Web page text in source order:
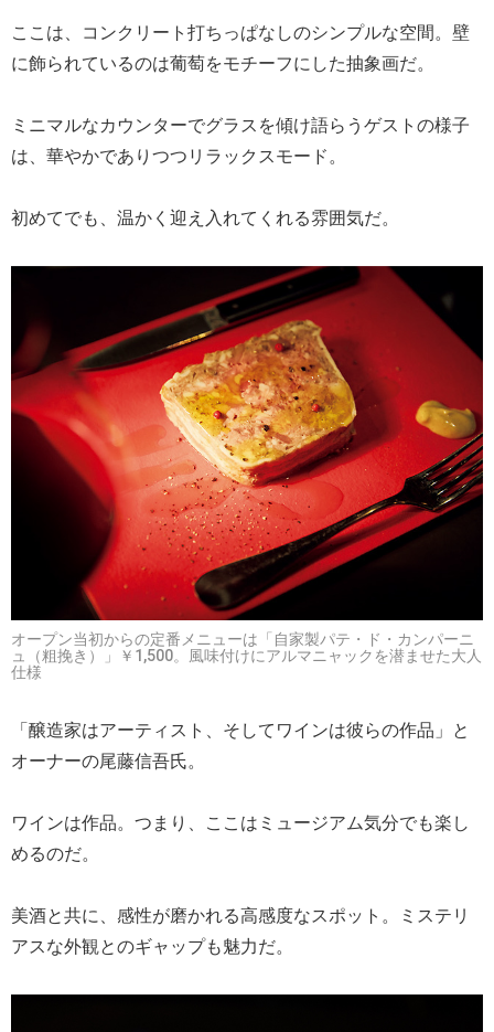
ここは、コンクリート打ちっぱなしのシンプルな空間。壁
に飾られているのは葡萄をモチーフにした抽象画だ。
ミニマルなカウンターでグラスを傾け語らうゲストの様子
は、華やかでありつつリラックスモード。
初めてでも、温かく迎え入れてくれる雰囲気だ。
オープン当初からの定番メニューは「自家製パテ・ド・カンパーニ
ュ（粗挽き）」￥1,500。風味付けにアルマニャックを潜ませた大人
仕様
「醸造家はアーティスト、そしてワインは彼らの作品」と
オーナーの尾藤信吾氏。
ワインは作品。つまり、ここはミュージアム気分でも楽し
めるのだ。
美酒と共に、感性が磨かれる高感度なスポット。ミステリ
アスな外観とのギャップも魅力だ。